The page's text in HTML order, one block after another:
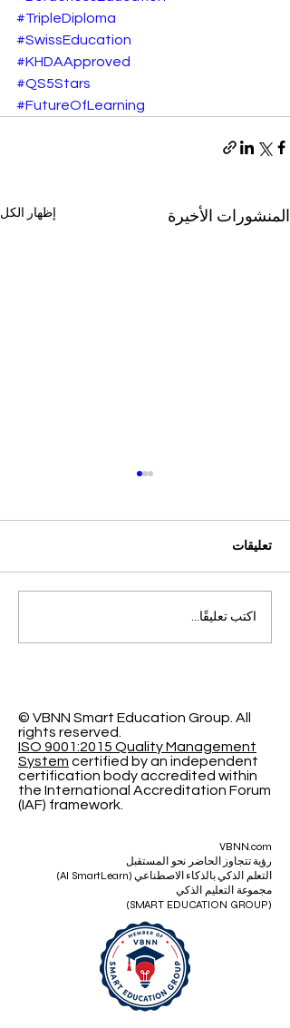
#TripleDiploma
#SwissEducation
#KHDAApproved
#QS5Stars
#FutureOfLearning
المنشورات الأخيرة إظهار الكل
التميز الأكاديمي العالمي: افتح
آفاقاً جديدة مع الجامعة
تعليقات
اكتب تعليقًا...
© VBNN Smart Education Group. All
rights reserved.
ISO 9001:2015 Quality Management
System certified by an independent
certification body accredited within
the International Accreditation Forum
(IAF) framework.
VBNN.com
رؤية تتجاوز الحاضر نحو المستقبل
التعلم الذكي بالذكاء الاصطناعي (AI SmartLearn)
مجموعة التعليم الذكي
(SMART EDUCATION GROUP)